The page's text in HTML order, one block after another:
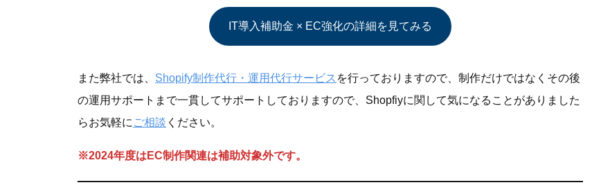
IT導入補助金 × EC強化の詳細を見てみる
また弊社では、 Shopify制作代行・運用代行サービス を行っておりますので、制作だけではなくその後
の運用サポートまで一貫してサポートしておりますので、Shopfiyに関して気になることがありました
らお気軽にご相談 ください。
※2024年度はEC制作関連は補助対象外です。